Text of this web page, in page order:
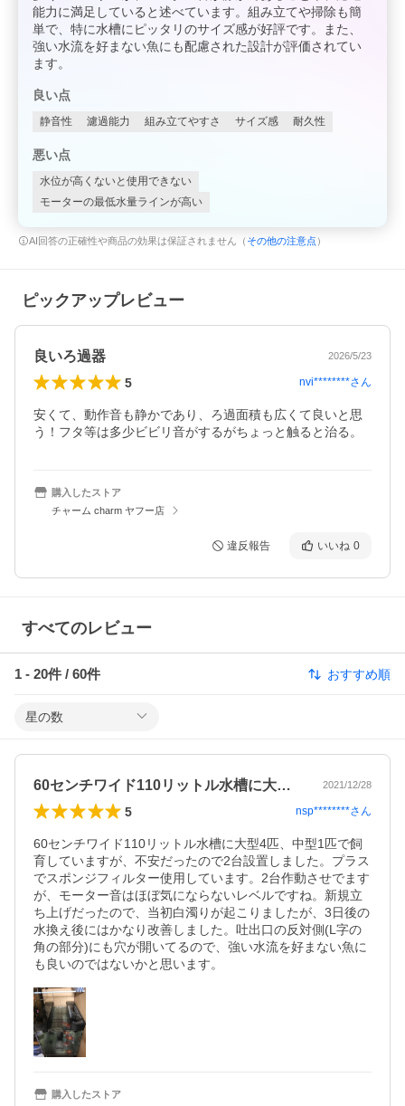
能力に満足していると述べています。組み立てや掃除も簡
単で、特に水槽にピッタリのサイズ感が好評です。また、
強い水流を好まない魚にも配慮された設計が評価されてい
ます。
良い点
静音性 濾過能力 組み立てやすさ サイズ感 耐久性
悪い点
水位が高くないと使用できない
モーターの最低水量ラインが高い
AI回答の正確性や商品の効果は保証されません（ その他の注意点 ）
ピックアップレビュー
良いろ過器 2026/5/23
5 nvi********さん
安くて、動作音も静かであり、ろ過面積も広くて良いと思
う！フタ等は多少ビビリ音がするがちょっと触ると治る。
購入したストア
チャーム charm ヤフー店
違反報告 いいね 0
すべてのレビュー
1 - 20件 / 60件 おすすめ順
星の数
60センチワイド110リットル水槽に大… 2021/12/28
5 nsp********さん
60センチワイド110リットル水槽に大型4匹、中型1匹で飼
育していますが、不安だったので2台設置しました。プラス
でスポンジフィルター使用しています。2台作動させでます
が、モーター音はほぼ気にならないレベルですね。新規立
ち上げだったので、当初白濁りが起こりましたが、3日後の
水換え後にはかなり改善しました。吐出口の反対側(L字の
角の部分)にも穴が開いてるので、強い水流を好まない魚に
も良いのではないかと思います。
購入したストア